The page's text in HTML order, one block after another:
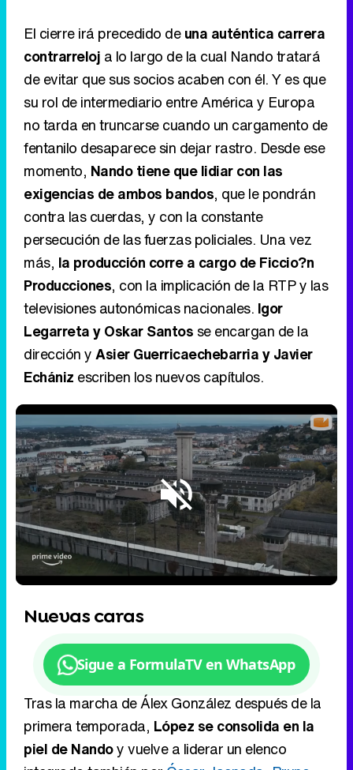
El cierre irá precedido deuna auténtica carrera
contrarreloj a lo largo de la cual Nando tratará
de evitar que sus socios acaben con él. Y es que
su rol de intermediario entre América y Europa
no tarda en truncarse cuando un cargamento de
fentanilo desaparece sin dejar rastro. Desde ese
momento, Nando tiene que lidiar con las
exigencias de ambos bandos, que le pondrán
contra las cuerdas, y con la constante
persecución de las fuerzas policiales. Una vez
más, la producción corre a cargo de Ficcio?n
Producciones, con la implicación de la RTP y las
televisiones autonómicas nacionales. Igor
Legarreta y Oskar Santos se encargan de la
dirección yAsier Guerricaechebarria y Javier
Echániz escriben los nuevos capítulos.
Unmute /
Loaded
62.97%
Nuevas caras
Sigue a FormulaTV en WhatsApp
Tras la marcha de Álex González después de la
primera temporada, López se consolida en la
piel de Nandoy vuelve a liderar un elenco